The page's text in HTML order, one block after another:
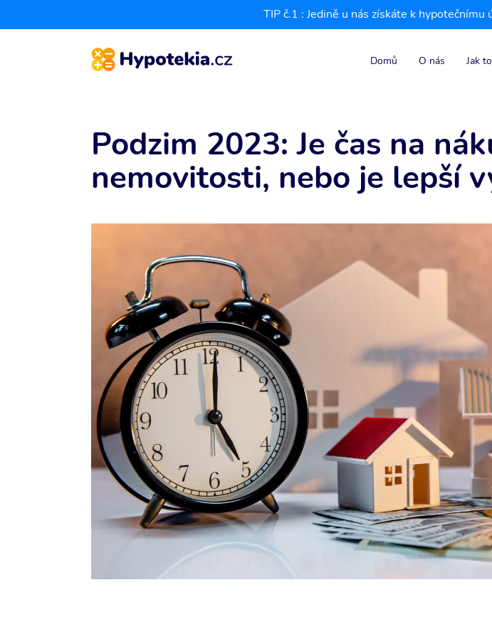
TIP č.1 : Jedině u nás získáte k
Domů O nás Jak
Podzim 2023: Je čas na
nemovitosti, nebo je lepší